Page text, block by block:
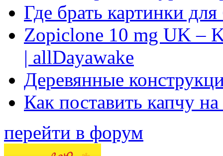
Где брать картинки
Zopiclone 10 mg UK –
| allDayawake
Деревянные
Как поставить капчу
перейти в форум